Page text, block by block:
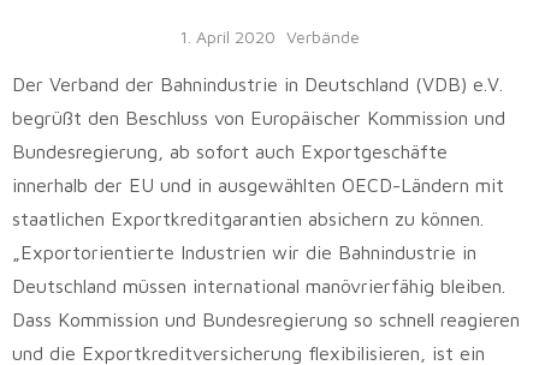
1. April 2020 Verbände
Der Verband der Bahnindustrie in Deutschland (VDB) e.V.
begrüßt den Beschluss von Europäischer Kommission und
Bundesregierung, ab sofort auch Exportgeschäfte
innerhalb der EU und in ausgewählten OECD-Ländern mit
staatlichen Exportkreditgarantien absichern zu können.
„Exportorientierte Industrien wir die Bahnindustrie in
Deutschland müssen international manövrierfähig bleiben.
Dass Kommission und Bundesregierung so schnell reagieren
und die Exportkreditversicherung flexibilisieren, ist ein